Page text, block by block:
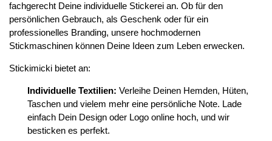
fachgerecht Deine individuelle Stickerei an. Ob für den
persönlichen Gebrauch, als Geschenk oder für ein
professionelles Branding, unsere hochmodernen
Stickmaschinen können Deine Ideen zum Leben erwecken.
Stickimicki bietet an:
Individuelle Textilien: Verleihe Deinen Hemden, Hüten,
Taschen und vielem mehr eine persönliche Note. Lade
einfach Dein Design oder Logo online hoch, und wir
besticken es perfekt.